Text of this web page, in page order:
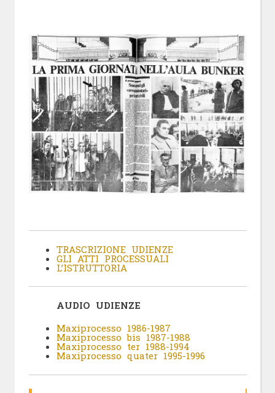
TRASCRIZIONE UDIENZE
GLI ATTI PROCESSUALI
L’ISTRUTTORIA
AUDIO UDIENZE
Maxiprocesso 1986-1987
Maxiprocesso bis 1987-1988
Maxiprocesso ter 1988-1994
Maxiprocesso quater 1995-1996